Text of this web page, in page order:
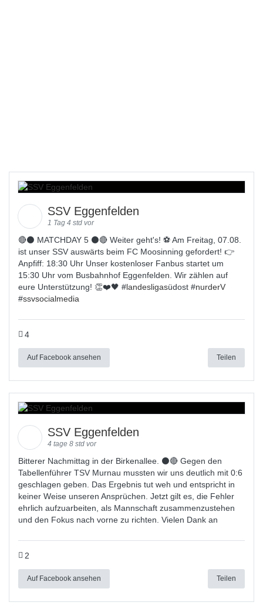
SSV Eggenfelden
1 Tag 4 std vor
🔴⚫️ MATCHDAY 5 ⚫️🔴 Weiter geht's! ⚽ Am Freitag, 07.08.
ist unser SSV auswärts beim FC Moosinning gefordert! 👉
Anpfiff: 18:30 Uhr Unser kostenloser Fanbus startet um
15:30 Uhr vom Busbahnhof Eggenfelden. Wir zählen auf
eure Unterstützung! 👏❤️🖤 #landesligasüdost #nurderV
#ssvsocialmedia
4
Auf Facebook ansehen Teilen
SSV Eggenfelden
4 tage 8 std vor
Bitterer Nachmittag in der Birkenallee. ⚫🔴 Gegen den
Tabellenführer TSV Murnau mussten wir uns deutlich mit 0:6
geschlagen geben. Das Ergebnis tut weh und entspricht in
keiner Weise unseren Ansprüchen. Jetzt gilt es, die Fehler
ehrlich aufzuarbeiten, als Mannschaft zusammenzustehen
und den Fokus nach vorne zu richten. Vielen Dank an
2
Auf Facebook ansehen Teilen